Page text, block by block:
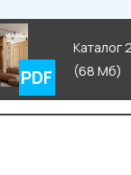
Каталог
(68 Мб)